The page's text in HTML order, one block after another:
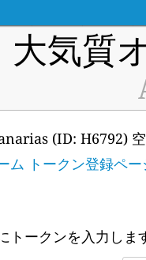
大気質
(ID: H6792)
ム トークン登録ペー
トークンを入力しま